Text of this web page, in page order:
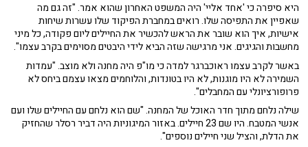
היא סיפרה כי 'אחד אליי' היה המשפט האחרון שהוא אמר. "זה גם מה
שאפיין את התפיסה שלו. רואים במחברת הפיקוד שלו עשרות שיחות
אישיות, איך הוא שובר את הראש להכשיר את החיילים ליום פקודה, כל מיני
מחשבות והגיגים. אני מרגישה שזה הביא לידי היבטים מסוימים בקרב עצמו".
באשר לקרב עצמו ראוכברגר למדה כי מו"פ היה מחנה ולא מוצב. "עמדות
השמירה לא היו מוגנות, לא היו בטונדות, והלוחמים מצאו עצמם ביחס לא
פרופורציונלי עם המחבלים".
שילה נלחם מתוך חדר האוכל של המחנה. "שם הוא נלחם עם החיילים שלו ועם
אנשי המטבח. היו שם 23 חיילים. באזור המיגוניות היה דביר רסלר שהחזיק
את הדלת, והציל שני חיילים נוספים".